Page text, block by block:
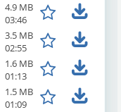
4.9 MB
03:46
3.5 MB
02:55
1.6 MB
01:13
1.5 MB
01:09